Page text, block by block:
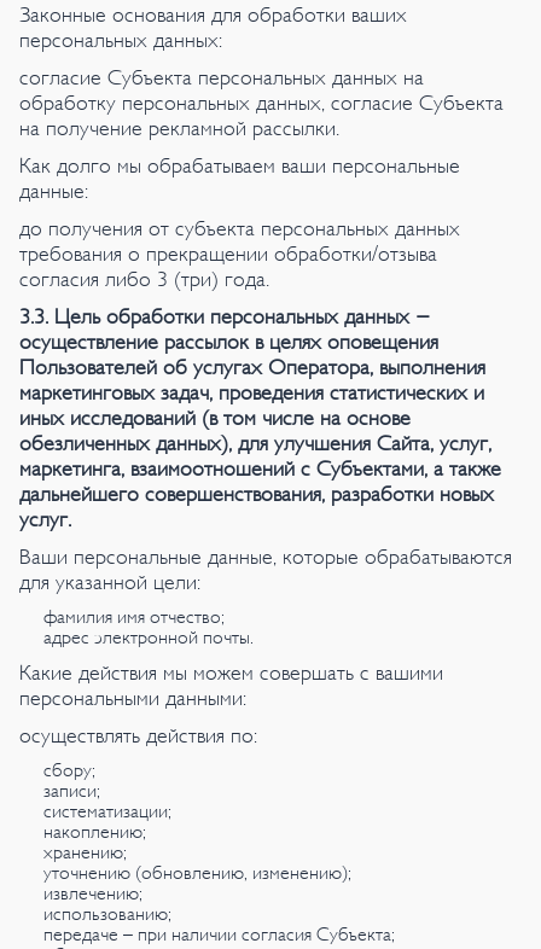
Законные основания для обработки ваших
персональных данных:
согласие Субъекта персональных данных на
обработку персональных данных, согласие Субъекта
на получение рекламной рассылки.
Как долго мы обрабатываем ваши персональные
данные:
до получения от субъекта персональных данных
требования о прекращении обработки/отзыва
согласия либо 3 (три) года.
3.3. Цель обработки персональных данных -
осуществление рассылок в целях оповещения
Пользователей об услугах Оператора, выполнения
маркетинговых задач, проведения статистических и
иных исследований (в том числе на основе
обезличенных данных), для улучшения Сайта, услуг,
маркетинга, взаимоотношений с Субъектами, а также
дальнейшего совершенствования, разработки новых
услуг.
Ваши персональные данные, которые обрабатываются
для указанной цели:
фамилия имя отчество;
адрес электронной почты.
Какие действия мы можем совершать с вашими
персональными данными:
осуществлять действия по:
сбору;
записи;
систематизации;
накоплению;
хранению;
уточнению (обновлению, изменению);
извлечению;
использованию;
передаче – при наличии согласия Субъекта;